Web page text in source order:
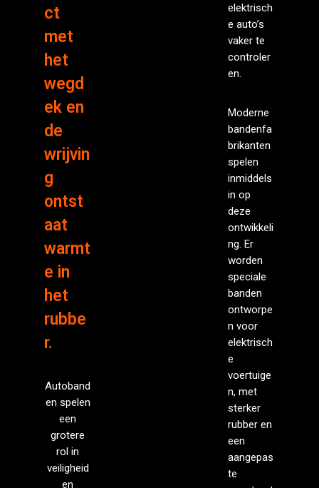
ct
met
het
wegd
ek en
de
wrijvin
g
ontst
aat
warmt
e in
het
rubbe
r.
Autoband
en spelen
een
grotere
rol in
veiligheid
en
elektrisch
e auto’s
vaker te
controler
en.
Moderne
bandenfa
brikanten
spelen
inmiddels
in op
deze
ontwikkeli
ng. Er
worden
speciale
banden
ontworpe
n voor
elektrisch
e
voertuige
n, met
sterker
rubber en
een
aangepas
te